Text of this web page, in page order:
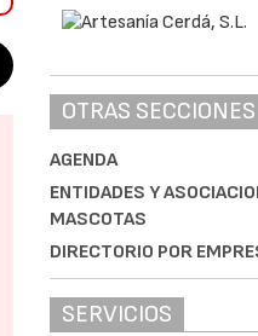
OTRAS SECCIONES
AGENDA
ENTIDADES Y
MASCOTAS
DIRECTORIO POR
SERVICIOS